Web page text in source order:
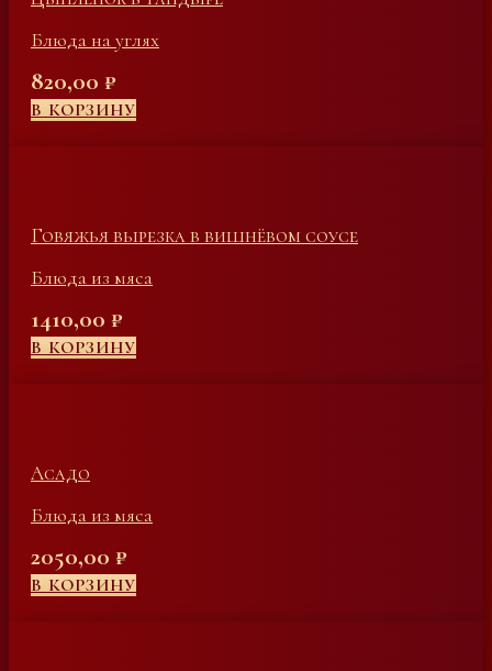
Блюда на углях
820,00 ₽
В КОРЗИНУ
Говяжья вырезка в вишнёвом соусе
Блюда из мяса
1410,00 ₽
В КОРЗИНУ
Асадо
Блюда из мяса
2050,00 ₽
В КОРЗИНУ